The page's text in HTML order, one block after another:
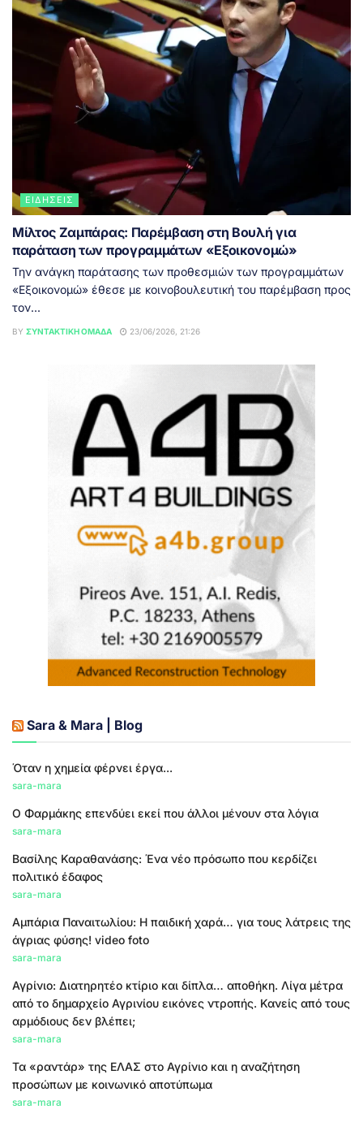
ΕΙΔΉΣΕΙΣ
Μίλτος Ζαμπάρας: Παρέμβαση στη Βουλή για
παράταση των προγραμμάτων «Εξοικονομώ»
Την ανάγκη παράτασης των προθεσμιών των προγραμμάτων
«Εξοικονομώ» έθεσε με κοινοβουλευτική του παρέμβαση προς
τον...
BY ΣΥΝΤΑΚΤΙΚΉ ΟΜΆΔΑ 23/06/2026, 21:26
Sara & Mara | Blog
Όταν η χημεία φέρνει έργα...
sara-mara
Ο Φαρμάκης επενδύει εκεί που άλλοι μένουν στα λόγια
sara-mara
Βασίλης Καραθανάσης: Ένα νέο πρόσωπο που κερδίζει
πολιτικό έδαφος
sara-mara
Αμπάρια Παναιτωλίου: Η παιδική χαρά… για τους λάτρεις της
άγριας φύσης! video foto
sara-mara
Αγρίνιο: Διατηρητέο κτίριο και δίπλα… αποθήκη. Λίγα μέτρα
από το δημαρχείο Αγρινίου εικόνες ντροπής. Κανείς από τους
αρμόδιους δεν βλέπει;
sara-mara
Τα «ραντάρ» της ΕΛΑΣ στο Αγρίνιο και η αναζήτηση
προσώπων με κοινωνικό αποτύπωμα
sara-mara